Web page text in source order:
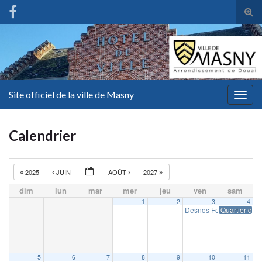
Site officiel de la ville de Masny
Calendrier
2025 JUIN AOÛT 2027
dim lun mar mer jeu ven sam
1 2 3
Desnos Fest19 h 00 min
4
Quartier
5 6 7 8 9 10 11